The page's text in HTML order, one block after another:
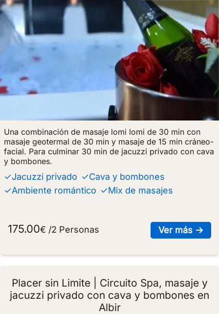
Una combinación de masaje lomi lomi de 30 min con
masaje geotermal de 30 min y masaje de 15 min cráneo-
facial. Para culminar 30 min de jacuzzi privado con cava
y bombones.
✓Jacuzzi privado ✓Cava y bombones
✓Ambiente romántico ✓Mix de masajes
Ver más →
175.00€ /2 Personas
Placer sin Limite | Circuito Spa, masaje y
jacuzzi privado con cava y bombones en
Albir